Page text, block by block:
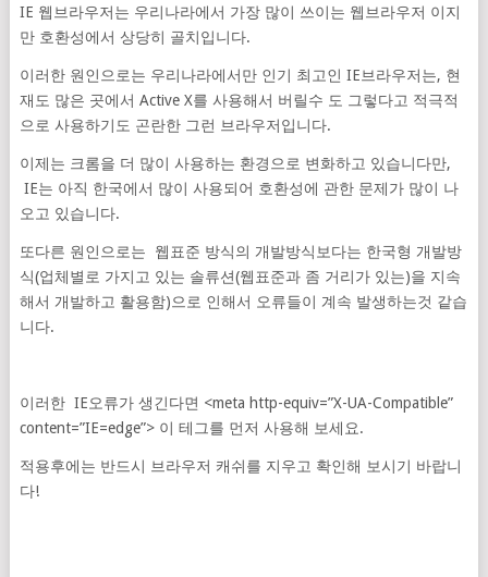
IE 웹브라우저는 우리나라에서 가장 많이 쓰이는 웹브라우저 이지
만 호환성에서 상당히 골치입니다.
이러한 원인으로는 우리나라에서만 인기 최고인 IE브라우저는, 현
재도 많은 곳에서 Active X를 사용해서 버릴수 도 그렇다고 적극적
으로 사용하기도 곤란한 그런 브라우저입니다.
이제는 크롬을 더 많이 사용하는 환경으로 변화하고 있습니다만,
IE는 아직 한국에서 많이 사용되어 호환성에 관한 문제가 많이 나
오고 있습니다.
또다른 원인으로는 웹표준 방식의 개발방식보다는 한국형 개발방
식(업체별로 가지고 있는 솔류션(웹표준과 좀 거리가 있는)을 지속
해서 개발하고 활용함)으로 인해서 오류들이 계속 발생하는것 같습
니다.
이러한 IE오류가 생긴다면 <meta http-equiv=”X-UA-Compatible”
content=”IE=edge”> 이 테그를 먼저 사용해 보세요.
적용후에는 반드시 브라우저 캐쉬를 지우고 확인해 보시기 바랍니
다!